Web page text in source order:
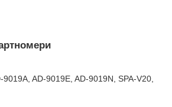
AD-9019E, AD-9019N, SPA-V20,